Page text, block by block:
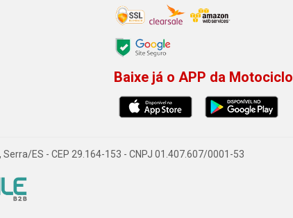
Baixe já o APP da Motociclo
ES - CEP 29.164-153 - CNPJ 01.407.607/0001-53